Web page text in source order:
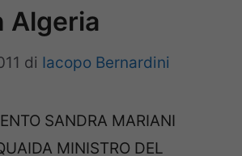
Algeria
di Iacopo Bernardini
SANDRA MARIANI
MINISTRO DEL